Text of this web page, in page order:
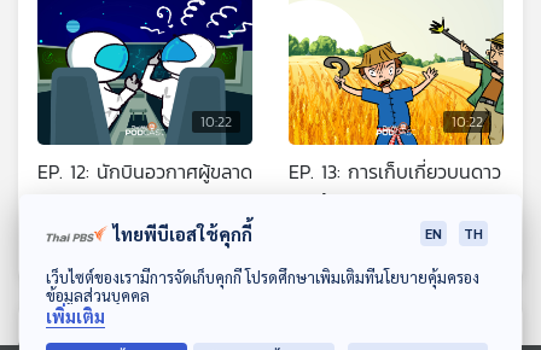
ดาวน์โหลด Thai PBS Podcast Application
10:22
EP. 12: นักบินอวกาศผู้ขลาด
เรื่องเล่าจากดาวดวงนั้น
10:22
EP. 13: การเก็บเกี่ยวบนดาว
รวงข้าว
เรื่องเล่าจากดาวดวงนั้น
ตอนที่เกี่ยวข้อง
ไทยพีบีเอสใช้คุกกี้ EN TH
เว็บไซต์ของเรามีการจัดเก็บคุกกี้ โปรดศึกษาเพิ่มเติมที่นโยบายคุ้มครอง
ข้อมูลส่วนบุคคล
เพิ่มเติม